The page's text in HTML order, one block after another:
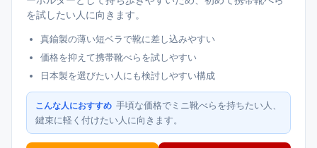
を試したい人に向きます。
真鍮製の薄い短ベラで靴に差し込みやすい
価格を抑えて携帯靴べらを試しやすい
日本製を選びたい人にも検討しやすい構成
こんな人におすすめ 手頃な価格でミニ靴べらを持ちたい人、
鍵束に軽く付けたい人に向きます。